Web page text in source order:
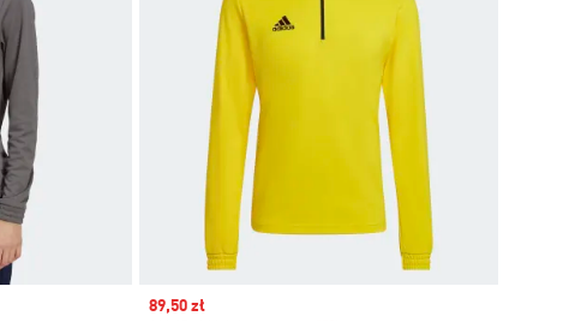
Sale price
89,50 zł